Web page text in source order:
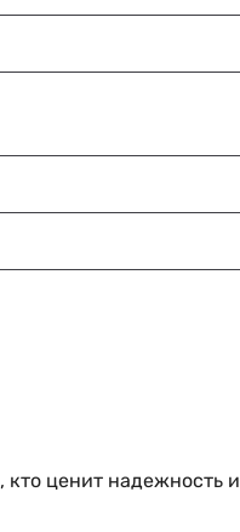
кто ценит надежность и